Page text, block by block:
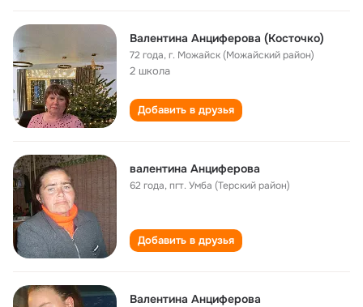
Валентина Анциферова (Косточко)
72 года,г. Можайск (Можайский район)
2 школа
Добавить в друзья
валентина Анциферова
62 года,пгт. Умба (Терский район)
Добавить в друзья
Валентина Анциферова